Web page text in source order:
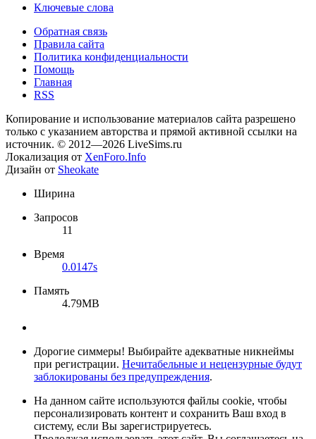
Ключевые слова
Обратная связь
Правила сайта
Политика конфиденциальности
Помощь
Главная
RSS
Копирование и использование материалов сайта разрешено
только с указанием авторства и прямой активной ссылки на
источник. © 2012—2026 LiveSims.ru
Локализация от XenForo.Info
Дизайн от Sheokate
Ширина
Запросов
11
Время
0.0147s
Память
4.79MB
Дорогие симмеры! Выбирайте адекватные никнеймы
при регистрации. Нечитабельные и нецензурные будут
заблокированы без предупреждения.
На данном сайте используются файлы cookie, чтобы
персонализировать контент и сохранить Ваш вход в
систему, если Вы зарегистрируетесь.